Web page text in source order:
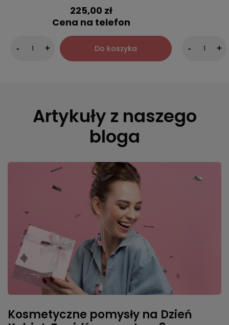
225,00 zł
Cena na telefon
- + Do koszyka - +
Artykuły z naszego
bloga
Kosmetyczne pomysły na Dzień